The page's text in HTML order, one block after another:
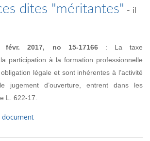
dites "méritantes" - il
févr. 2017, no 15-17166: La taxe
participation à la formation professionnelle
légale et sont inhérentesà l’activité
jugement d’ouverture, entrent dans les
L. 622-17.
document